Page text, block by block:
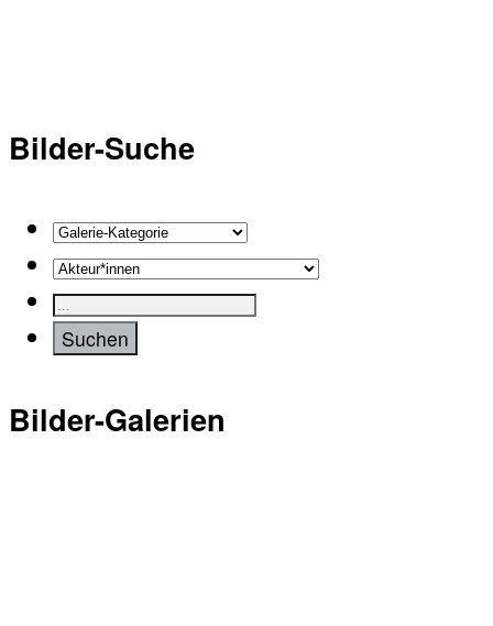
Bilder-Suche
Bilder-Galerien